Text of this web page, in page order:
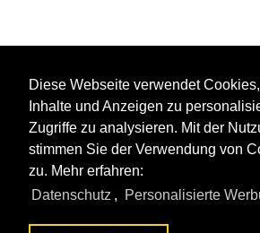
Diese Webseite verwendet
Inhalte und Anzeigen zu
Zugriffe zu analysieren. Mit der
stimmen Sie der Verwendung von
zu. Mehr erfahren:
Datenschutz , Personalisierte